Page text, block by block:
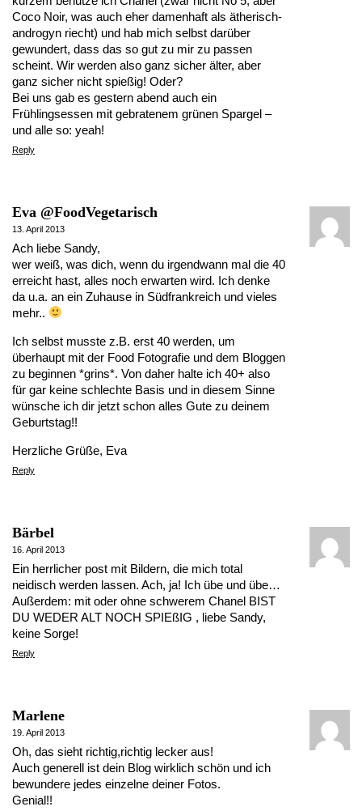
Coco Noir, was auch eher damenhaft als ätherisch-
androgyn riecht) und hab mich selbst darüber
gewundert, dass das so gut zu mir zu passen
scheint. Wir werden also ganz sicher älter, aber
ganz sicher nicht spießig! Oder?
Bei uns gab es gestern abend auch ein
Frühlingsessen mit gebratenem grünen Spargel –
und alle so: yeah!
Reply
Eva @FoodVegetarisch
13. April 2013
Ach liebe Sandy,
wer weiß, was dich, wenn du irgendwann mal die 40
erreicht hast, alles noch erwarten wird. Ich denke
da u.a. an ein Zuhause in Südfrankreich und vieles
mehr..
Ich selbst musste z.B. erst 40 werden, um
überhaupt mit der Food Fotografie und dem Bloggen
zu beginnen *grins*. Von daher halte ich 40+ also
für gar keine schlechte Basis und in diesem Sinne
wünsche ich dir jetzt schon alles Gute zu deinem
Geburtstag!!
Herzliche Grüße, Eva
Reply
Bärbel
16. April 2013
Ein herrlicher post mit Bildern, die mich total
neidisch werden lassen. Ach, ja! Ich übe und übe…
Außerdem: mit oder ohne schwerem Chanel BIST
DU WEDER ALT NOCH SPIEßIG , liebe Sandy,
keine Sorge!
Reply
Marlene
19. April 2013
Oh, das sieht richtig,richtig lecker aus!
Auch generell ist dein Blog wirklich schön und ich
bewundere jedes einzelne deiner Fotos.
Genial!!